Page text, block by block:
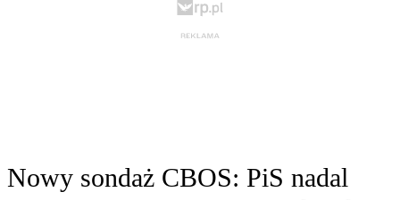
Nowy sondaż CBOS: PiS nadal